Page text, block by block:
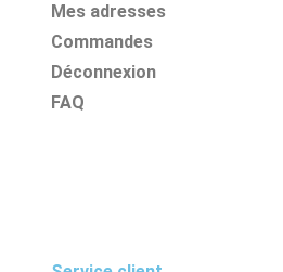
Mes adresses
Commandes
Déconnexion
FAQ